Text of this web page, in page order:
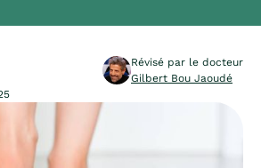
Révisé par le docteur
Gilbert Bou Jaoudé